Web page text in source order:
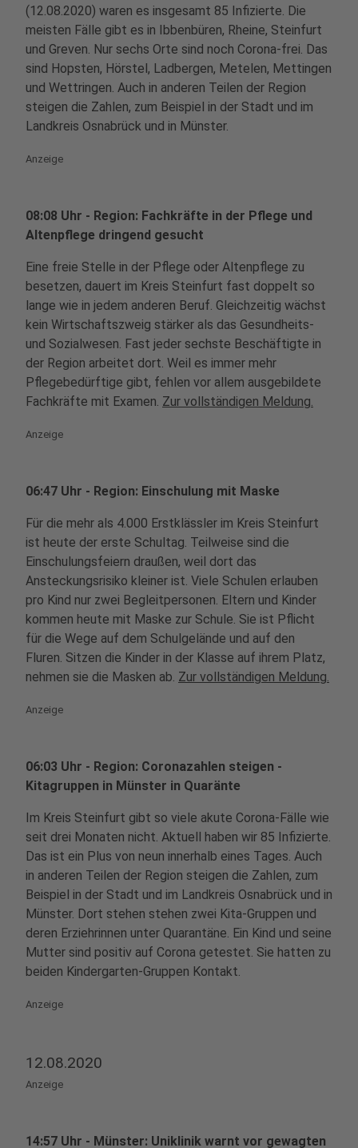
(12.08.2020) waren es insgesamt 85 Infizierte. Die
meisten Fälle gibt es in Ibbenbüren, Rheine, Steinfurt
und Greven. Nur sechs Orte sind noch Corona-frei. Das
sind Hopsten, Hörstel, Ladbergen, Metelen, Mettingen
und Wettringen. Auch in anderen Teilen der Region
steigen die Zahlen, zum Beispiel in der Stadt und im
Landkreis Osnabrück und in Münster.
Anzeige
08:08 Uhr - Region: Fachkräfte in der Pflege und
Altenpflege dringend gesucht
Eine freie Stelle in der Pflege oder Altenpflege zu
besetzen, dauert im Kreis Steinfurt fast doppelt so
lange wie in jedem anderen Beruf. Gleichzeitig wächst
kein Wirtschaftszweig stärker als das Gesundheits-
und Sozialwesen. Fast jeder sechste Beschäftigte in
der Region arbeitet dort. Weil es immer mehr
Pflegebedürftige gibt, fehlen vor allem ausgebildete
Fachkräfte mit Examen. Zur vollständigen Meldung.
Anzeige
06:47 Uhr - Region: Einschulung mit Maske
Für die mehr als 4.000 Erstklässler im Kreis Steinfurt
ist heute der erste Schultag. Teilweise sind die
Einschulungsfeiern draußen, weil dort das
Ansteckungsrisiko kleiner ist. Viele Schulen erlauben
pro Kind nur zwei Begleitpersonen. Eltern und Kinder
kommen heute mit Maske zur Schule. Sie ist Pflicht
für die Wege auf dem Schulgelände und auf den
Fluren. Sitzen die Kinder in der Klasse auf ihrem Platz,
nehmen sie die Masken ab. Zur vollständigen Meldung.
Anzeige
06:03 Uhr - Region: Coronazahlen steigen -
Kitagruppen in Münster in Quaränte
Im Kreis Steinfurt gibt so viele akute Corona-Fälle wie
seit drei Monaten nicht. Aktuell haben wir 85 Infizierte.
Das ist ein Plus von neun innerhalb eines Tages. Auch
in anderen Teilen der Region steigen die Zahlen, zum
Beispiel in der Stadt und im Landkreis Osnabrück und in
Münster. Dort stehen stehen zwei Kita-Gruppen und
deren Erziehrinnen unter Quarantäne. Ein Kind und seine
Mutter sind positiv auf Corona getestet. Sie hatten zu
beiden Kindergarten-Gruppen Kontakt.
Anzeige
12.08.2020
Anzeige
14:57 Uhr - Münster: Uniklinik warnt vor gewagten